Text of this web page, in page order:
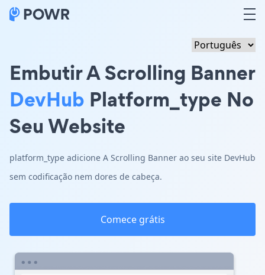
Embutir A Scrolling Banner
DevHub Platform_type No
Seu Website
platform_type adicione A Scrolling Banner ao seu site DevHub
sem codificação nem dores de cabeça.
Comece grátis